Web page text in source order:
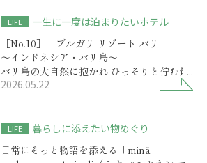
LIFE
一生に一度は泊まりたいホテル
［No.10］ ブルガリ リゾート バリ
～インドネシア・バリ島～
バリ島の大自然に抱かれ ひっそりと佇む最
高級リゾート
2026.05.22
LIFE
暮らしに添えたい物めぐり
日常にそっと物語を添える「minä